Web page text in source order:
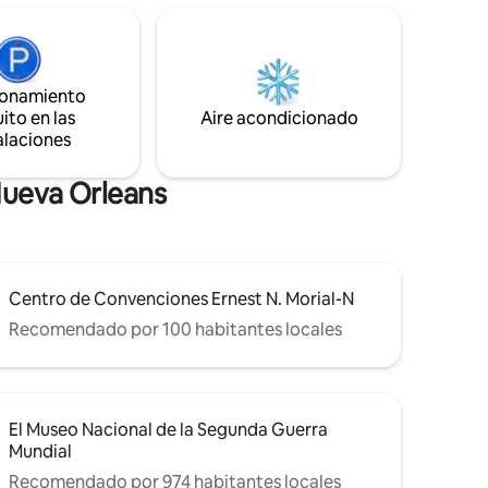
de
y
en cuenta que no es una casa para
fiestas, ¡sino el espacio más hermoso
para disfrutar de una estancia relajante
en las
Aire acondicionado
Orleans
Centro de Convenciones Ernest N. Morial-N
Recomendado por 100 habitantes locales
El Museo Nacional de la Segunda Guerra
Mundial
Recomendado por 974 habitantes locales